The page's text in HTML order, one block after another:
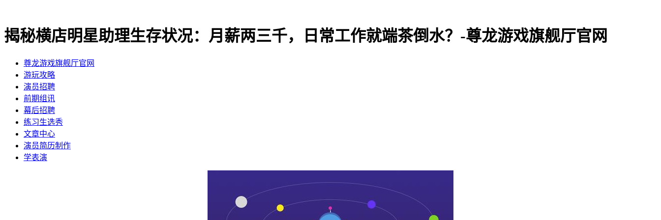
揭秘横店明星助理生存状况：月薪两三千，日常工作就端茶倒水？-尊龙游戏旗舰厅官网
尊龙游戏旗舰厅官网
​游玩攻略
​演员招聘
​前期组讯
​幕后招聘
​练习生选秀
文章中心
演员简历制作
学表演